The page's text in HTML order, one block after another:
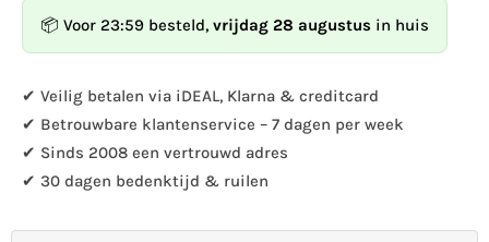
design
-
pimpelmees
koperen
dak
-
pimpelmees
koperen
dak
📦 Voor 23:59 besteld, vrijdag 28 augustus in huis
✔ Veilig betalen via iDEAL, Klarna & creditcard
✔ Betrouwbare klantenservice – 7 dagen per week
✔ Sinds 2008 een vertrouwd adres
✔ 30 dagen bedenktijd & ruilen